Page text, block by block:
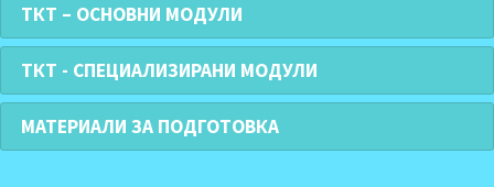
ТКТ – ОСНОВНИ МОДУЛИ
ТКТ - СПЕЦИАЛИЗИРАНИ МОДУЛИ
МАТЕРИАЛИ ЗА ПОДГОТОВКА